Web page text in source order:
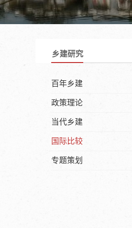
乡建研究
百年乡建
政策理论
当代乡建
国际比较
专题策划